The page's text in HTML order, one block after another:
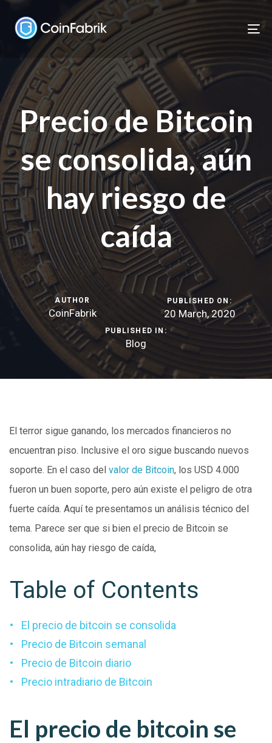
links to
content
Precio de Bitcoin
se consolida, aún
hay riesgo de
caída
AUTHOR
CoinFabrik
PUBLISHED ON:
20 March, 2020
PUBLISHED IN:
Blog
El terror sigue ganando, los mercados financieros no
encuentran piso. Inclusive el oro sigue buscando nuevos
soporte. En el caso del valor de Bitcoin, los USD 4.000
fueron un buen soporte, pero aún existe el peligro de otra
fuerte caída. Aquí te presentamos un análisis técnico del
tema. Parece ser que si bien el precio de Bitcoin se
consolida, aún hay riesgo de caída,
Table of Contents
El precio de bitcoin se consolida
Precio de Bitcoin semanal
Precio de Bitcoin diario
Precio intradiario de Bitcoin
El precio de bitcoin se